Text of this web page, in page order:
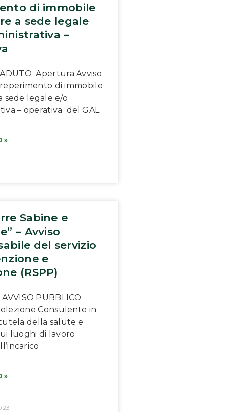
di immobile
a sede legale
–
Apertura Avviso
di immobile
sede legale e/o
– operativa del GAL
»
Sabine e
– Avviso
del servizio
e
(RSPP)
PUBBLICO
Consulente in
della salute e
luoghi di lavoro
»